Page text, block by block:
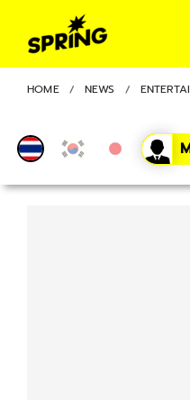
HOME NEWS